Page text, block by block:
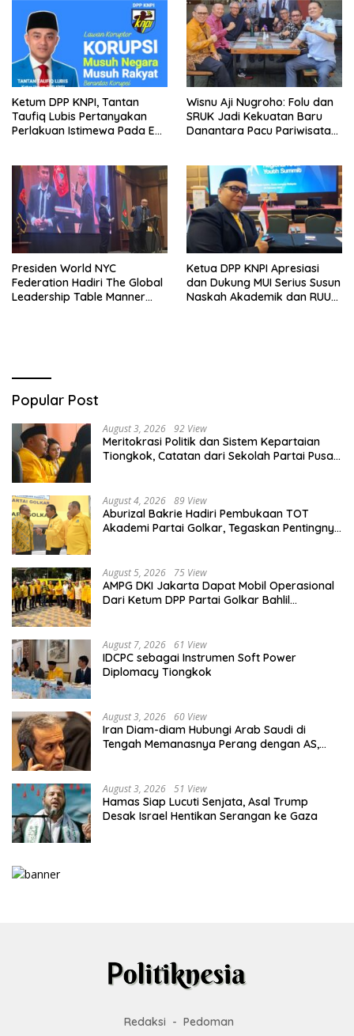
Ketum DPP KNPI, Tantan
Taufiq Lubis Pertanyakan
Perlakuan Istimewa Pada Eks
Wisnu Aji Nugroho: Folu dan
SRUK Jadi Kekuatan Baru
Danantara Pacu Pariwisata
Presiden World NYC
Federation Hadiri The Global
Leadership Table Manner
Ketua DPP KNPI Apresiasi
dan Dukung MUI Serius Susun
Naskah Akademik dan RUU
Popular Post
August 3, 2026 92 View
Meritokrasi Politik dan Sistem Kepartaian
Tiongkok, Catatan dari Sekolah Partai Pusat
August 4, 2026 89 View
Aburizal Bakrie Hadiri Pembukaan TOT
Akademi Partai Golkar, Tegaskan Pentingnya
August 5, 2026 75 View
AMPG DKI Jakarta Dapat Mobil Operasional
Dari Ketum DPP Partai Golkar Bahlil
August 7, 2026 61 View
IDCPC sebagai Instrumen Soft Power
Diplomacy Tiongkok
August 3, 2026 60 View
Iran Diam-diam Hubungi Arab Saudi di
Tengah Memanasnya Perang dengan AS,
August 3, 2026 51 View
Hamas Siap Lucuti Senjata, Asal Trump
Desak Israel Hentikan Serangan ke Gaza
Redaksi
Pedoman